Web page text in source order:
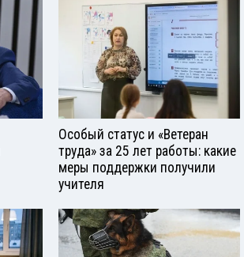
Особый статус и «Ветеран
труда» за 25 лет работы: какие
меры поддержки получили
учителя